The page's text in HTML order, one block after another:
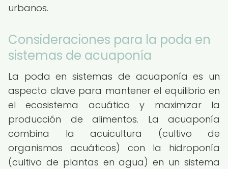
urbanos.
Consideraciones para la poda en
sistemas de acuaponía
La poda en sistemas de acuaponía es un
aspecto clave para mantener el equilibrio en
el ecosistema acuático y maximizar la
producción de alimentos. La acuaponía
combina la acuicultura (cultivo de
organismos acuáticos) con la hidroponía
(cultivo de plantas en agua) en un sistema